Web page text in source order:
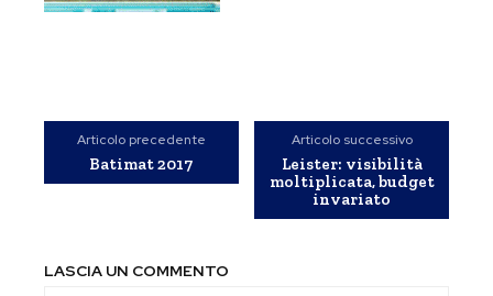
Articolo precedente
Batimat 2017
Articolo successivo
Leister: visibilità
moltiplicata, budget
invariato
LASCIA UN COMMENTO